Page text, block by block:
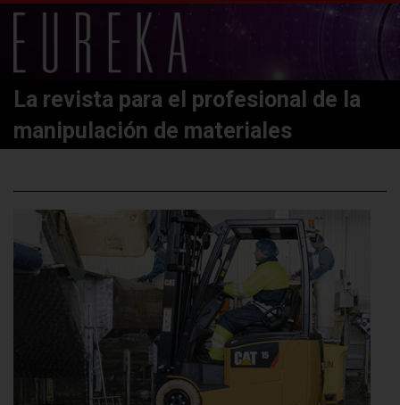
La revista para el profesional de la
manipulación de materiales